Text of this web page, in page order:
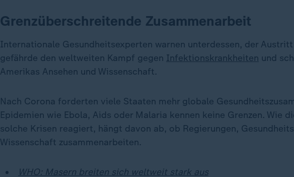
Grenzüberschreitende Zusammenarbeit
Internationale Gesundheitsexperten warnen unterdessen, der Austritt
gefährde den weltweiten Kampf gegen Infektionskrankheiten und
Amerikas Ansehen und Wissenschaft.
Nach Corona forderten viele Staaten mehr globale
Epidemien wie Ebola, Aids oder Malaria kennen keine Grenzen. Wie
solche Krisen reagiert, hängt davon ab, ob Regierungen,
Wissenschaft zusammenarbeiten.
WHO: Masern breiten sich weltweit stark aus